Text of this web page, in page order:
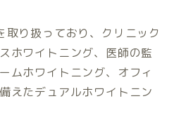
り扱っており、クリニック
ホワイトニング、医師の監
ムホワイトニング、オフィ
えたデュアルホワイトニン